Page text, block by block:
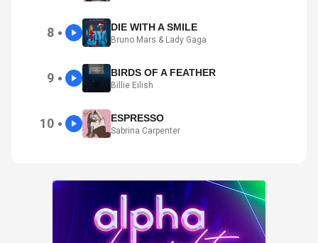
8 ● DIE WITH A SMILE
Bruno Mars & Lady Gaga
9 ● BIRDS OF A FEATHER
Billie Eilish
10 ● ESPRESSO
Sabrina Carpenter